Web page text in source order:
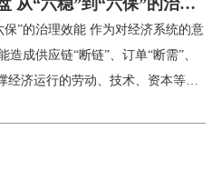
般公共预算支出比2019年预算执行
算编制比较规范，符合预算法有关
作为预算委员，我见证了市财政局
经费压缩调整过程，感受到广州在
是今年财政预算的重中之重 魏朗
府工作报告中11次提到“就业”，
从“六稳”到“六保”的治理
保”的治理效能 作为对经济系统的意
成供应链“断链”、订单“断需”、
经济运行的劳动、技术、资本等生
经济基本盘就成了5月22日李克
主题之一。稳住经济基本盘两个重